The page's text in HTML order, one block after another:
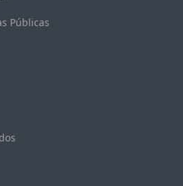
Públicas